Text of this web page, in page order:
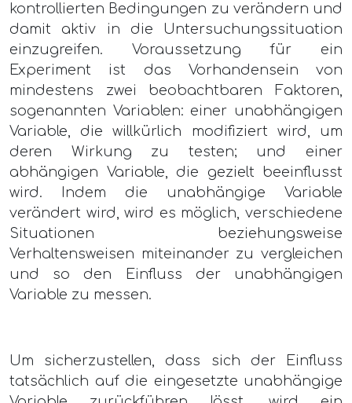
kontrollierten Bedingungen zu verändern und
damit aktiv in die Untersuchungssituation
einzugreifen. Voraussetzung für ein
Experiment ist das Vorhandensein von
mindestens zwei beobachtbaren Faktoren,
sogenannten Variablen: einer unabhängigen
Variable, die willkürlich modifiziert wird, um
deren Wirkung zu testen; und einer
abhängigen Variable, die gezielt beeinflusst
wird. Indem die unabhängige Variable
verändert wird, wird es möglich, verschiedene
Situationen beziehungsweise
Verhaltensweisen miteinander zu vergleichen
und so den Einfluss der unabhängigen
Variable zu messen.
Um sicherzustellen, dass sich der Einfluss
tatsächlich auf die eingesetzte unabhängige